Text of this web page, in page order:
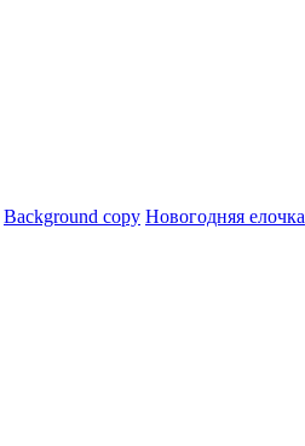
Background copy Новогодняя елочка